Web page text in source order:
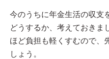
今のうちに年金生活の収支
どうするか、考えておきま
ほど負担も軽くすむので、
しょう。